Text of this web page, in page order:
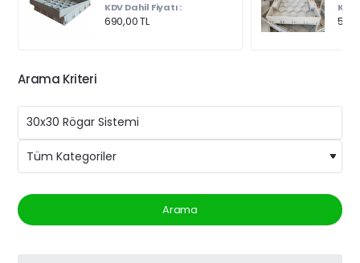
KDV Dahil Fiyatı :
690,00 TL
KDV
Arama Kriteri
Arama